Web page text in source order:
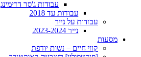
עבודות ג'סר דרימינג
עבודות עד 2018
עבודות על נייר
נייר 2023-2024
מסעות
קווי חיים – נשות יודפת